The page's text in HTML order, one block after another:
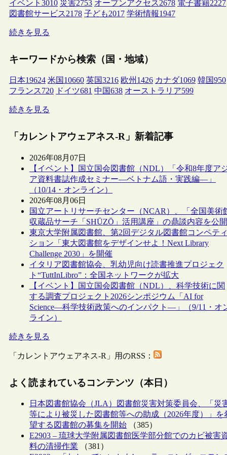
イベント 3010 災害2753 オープンアクセス2678 電子書籍2227
図書館サービス2178 子ども2017 学術情報1947
続きを見る
キーワードから検索（国・地域）
日本19624 米国 10660 英国3216 欧州 1426 カナダ1069 韓国950
フランス720 ドイツ681 中国638 オーストラリア599
続きを見る
「カレントアウェアネス-R」新着記事
2026年08月07日
【イベント】国立国会図書館（NDL）「令和8年度ア
ア資料書誌作成セミナー―ベトナム語・実践編―」
（10/14・オンライン）
2026年08月06日
国立アートリサーチセンター（NCAR）、「全国美術
収蔵品サーチ「SHŪZŌ」活用講座」の鼎談内容を公開
東京大学附属図書館、第2回デジタル図書館コンペティ
ション「東大図書館をデザインせよ！Next Library
Challenge 2030」を開催
イタリア図書館協会、乳幼児向け読書推進プロジェク
ト“TuttInLibro”：全国ネットワークが拡大
【イベント】国立国会図書館（NDL）、科学技術に関
する調査プロジェクト2026シンポジウム「AI for
Science―科学技術政策へのインパクト―」（9/11・オ
ライン）
続きを見る
「カレントアウェアネス-R」用のRSS：
よく読まれているコンテンツ（本日）
日本図書館協会（JLA）図書館災害対策委員会、「災
等により被災した図書館等への助成（2026年度）」を
望する図書館の募集を開始 （385）
E2903 – 琉球大学附属図書館医学部分館でのカビ被害
料の清掃作業 （381）